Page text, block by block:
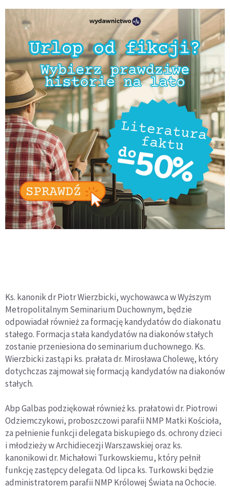
Ks. kanonik dr Piotr Wierzbicki, wychowawca w Wyższym
Metropolitalnym Seminarium Duchownym, będzie
odpowiadał również za formację kandydatów do diakonatu
stałego. Formacja stała kandydatów na diakonów stałych
zostanie przeniesiona do seminarium duchownego. Ks.
Wierzbicki zastąpi ks. prałata dr. Mirosława Cholewę, który
dotychczas zajmował się formacją kandydatów na diakonów
stałych.
Abp Galbas podziękował również ks. prałatowi dr. Piotrowi
Odziemczykowi, proboszczowi parafii NMP Matki Kościoła,
za pełnienie funkcji delegata biskupiego ds. ochrony dzieci
i młodzieży w Archidiecezji Warszawskiej oraz ks.
kanonikowi dr. Michałowi Turkowskiemu, który pełnił
funkcję zastępcy delegata. Od lipca ks. Turkowski będzie
administratorem parafii NMP Królowej Świata na Ochocie.